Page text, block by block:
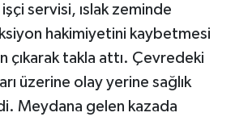
servisi, ıslak zeminde
hakimiyetini kaybetmesi
çıkarak takla attı. Çevredeki
üzerine olay yerine sağlık
Meydana gelen kazada